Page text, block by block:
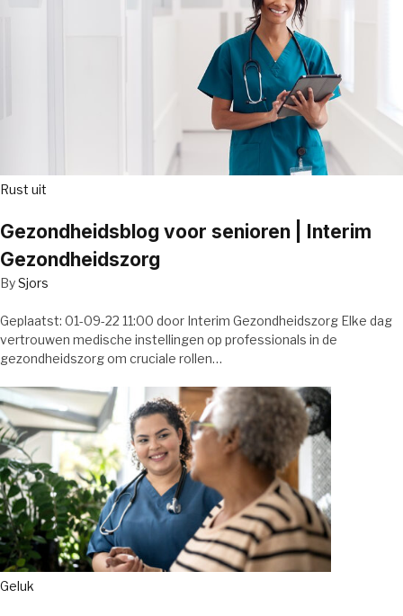
Rust uit
Gezondheidsblog voor senioren | Interim
Gezondheidszorg
BySjors
Geplaatst: 01-09-22 11:00 door Interim Gezondheidszorg Elke dag
vertrouwen medische instellingen op professionals in de
gezondheidszorg om cruciale rollen…
Geluk